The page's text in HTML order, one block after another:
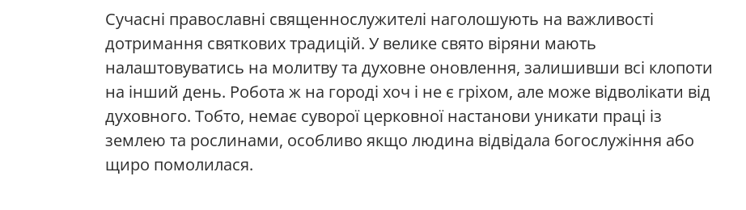
Сучасні православні священнослужителі наголошують на важливості
дотримання святкових традицій. У велике свято віряни мають
налаштовуватись на молитву та духовне оновлення, залишивши всі клопоти
на інший день. Робота ж на городі хоч і не є гріхом, але може відволікати від
духовного. Тобто, немає суворої церковної настанови уникати праці із
землею та рослинами, особливо якщо людина відвідала богослужіння або
щиро помолилася.